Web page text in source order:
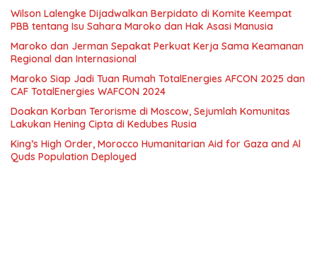
Wilson Lalengke Dijadwalkan Berpidato di Komite Keempat
PBB tentang Isu Sahara Maroko dan Hak Asasi Manusia
Maroko dan Jerman Sepakat Perkuat Kerja Sama Keamanan
Regional dan Internasional
Maroko Siap Jadi Tuan Rumah TotalEnergies AFCON 2025 dan
CAF TotalEnergies WAFCON 2024
Doakan Korban Terorisme di Moscow, Sejumlah Komunitas
Lakukan Hening Cipta di Kedubes Rusia
King’s High Order, Morocco Humanitarian Aid for Gaza and Al
Quds Population Deployed